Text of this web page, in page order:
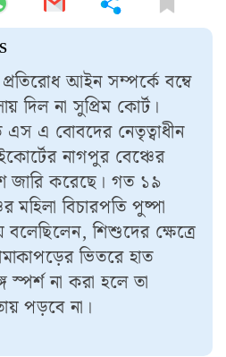
আইন সম্পর্কে বম্বে
দিল না সুপ্রিম কোর্ট।
এস এ বোবদের নেতৃত্বাধীন
নাগপুর বেঞ্চের
জারি করেছে। গত ১৯
মহিলা বিচারপতি পুষ্পা
বলেছিলেন, শিশুদের ক্ষেত্রে
ভিতরে হাত
না করা হলে তা
পড়বে না।